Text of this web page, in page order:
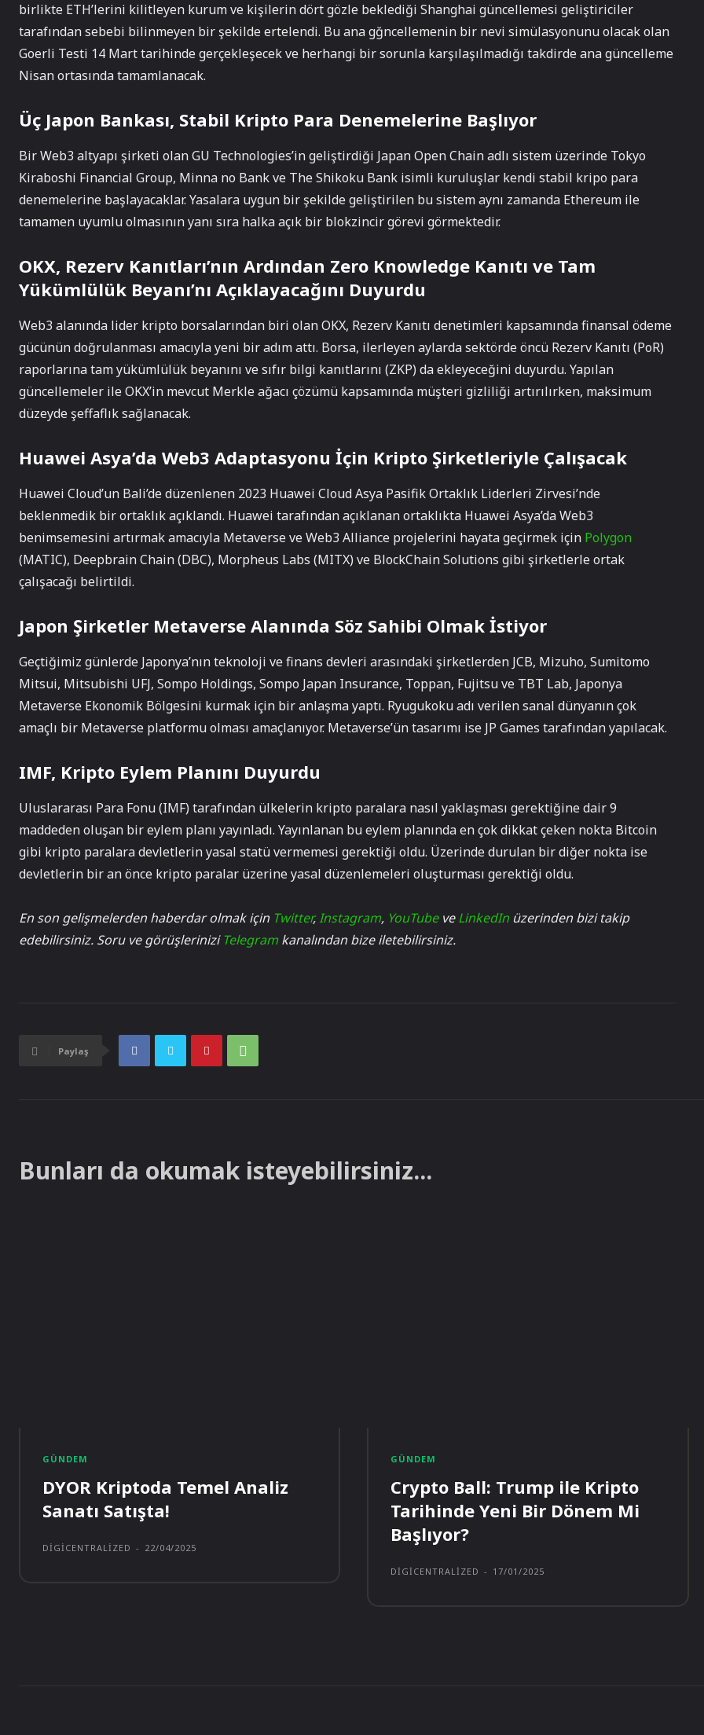
birlikte ETH’lerini kilitleyen kurum ve kişilerin dört gözle beklediği Shanghai güncellemesi geliştiriciler
tarafından sebebi bilinmeyen bir şekilde ertelendi. Bu ana gğncellemenin bir nevi simülasyonunu olacak olan
Goerli Testi 14 Mart tarihinde gerçekleşecek ve herhangi bir sorunla karşılaşılmadığı takdirde ana güncelleme
Nisan ortasında tamamlanacak.
Üç Japon Bankası, Stabil Kripto Para Denemelerine Başlıyor
Bir Web3 altyapı şirketi olan GU Technologies’in geliştirdiği Japan Open Chain adlı sistem üzerinde Tokyo
Kiraboshi Financial Group, Minna no Bank ve The Shikoku Bank isimli kuruluşlar kendi stabil kripo para
denemelerine başlayacaklar. Yasalara uygun bir şekilde geliştirilen bu sistem aynı zamanda Ethereum ile
tamamen uyumlu olmasının yanı sıra halka açık bir blokzincir görevi görmektedir.
OKX, Rezerv Kanıtları’nın Ardından Zero Knowledge Kanıtı ve Tam
Yükümlülük Beyanı’nı Açıklayacağını Duyurdu
Web3 alanında lider kripto borsalarından biri olan OKX, Rezerv Kanıtı denetimleri kapsamında finansal ödeme
gücünün doğrulanması amacıyla yeni bir adım attı. Borsa, ilerleyen aylarda sektörde öncü Rezerv Kanıtı (PoR)
raporlarına tam yükümlülük beyanını ve sıfır bilgi kanıtlarını (ZKP) da ekleyeceğini duyurdu. Yapılan
güncellemeler ile OKX’in mevcut Merkle ağacı çözümü kapsamında müşteri gizliliği artırılırken, maksimum
düzeyde şeffaflık sağlanacak.
Huawei Asya’da Web3 Adaptasyonu İçin Kripto Şirketleriyle Çalışacak
Huawei Cloud’un Bali’de düzenlenen 2023 Huawei Cloud Asya Pasifik Ortaklık Liderleri Zirvesi’nde
beklenmedik bir ortaklık açıklandı. Huawei tarafından açıklanan ortaklıkta Huawei Asya’da Web3
benimsemesini artırmak amacıyla Metaverse ve Web3 Alliance projelerini hayata geçirmek için Polygon
(MATIC), Deepbrain Chain (DBC), Morpheus Labs (MITX) ve BlockChain Solutions gibi şirketlerle ortak
çalışacağı belirtildi.
Japon Şirketler Metaverse Alanında Söz Sahibi Olmak İstiyor
Geçtiğimiz günlerde Japonya’nın teknoloji ve finans devleri arasındaki şirketlerden JCB, Mizuho, Sumitomo
Mitsui, Mitsubishi UFJ, Sompo Holdings, Sompo Japan Insurance, Toppan, Fujitsu ve TBT Lab, Japonya
Metaverse Ekonomik Bölgesini kurmak için bir anlaşma yaptı. Ryugukoku adı verilen sanal dünyanın çok
amaçlı bir Metaverse platformu olması amaçlanıyor. Metaverse’ün tasarımı ise JP Games tarafından yapılacak.
IMF, Kripto Eylem Planını Duyurdu
Uluslararası Para Fonu (IMF) tarafından ülkelerin kripto paralara nasıl yaklaşması gerektiğine dair 9
maddeden oluşan bir eylem planı yayınladı. Yayınlanan bu eylem planında en çok dikkat çeken nokta Bitcoin
gibi kripto paralara devletlerin yasal statü vermemesi gerektiği oldu. Üzerinde durulan bir diğer nokta ise
devletlerin bir an önce kripto paralar üzerine yasal düzenlemeleri oluşturması gerektiği oldu.
En son gelişmelerden haberdar olmak için Twitter,Instagram, YouTubeveLinkedIn üzerinden bizi takip
edebilirsiniz. Soru ve görüşleriniziTelegramkanalından bize iletebilirsiniz.
Paylaş
Bunları da okumak isteyebilirsiniz...
GÜNDEM
DYOR Kriptoda Temel Analiz
Sanatı Satışta!
DIGICENTRALIZED - 22/04/2025
GÜNDEM
Crypto Ball: Trump ile Kripto
Tarihinde Yeni Bir Dönem Mi
Başlıyor?
DIGICENTRALIZED - 17/01/2025